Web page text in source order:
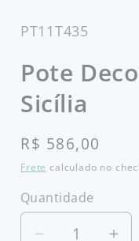
janela
SKU:
PT11T435
Pote
Sicília
Preço
normal
R$ 586,00
Frete calculado no
Quantidade